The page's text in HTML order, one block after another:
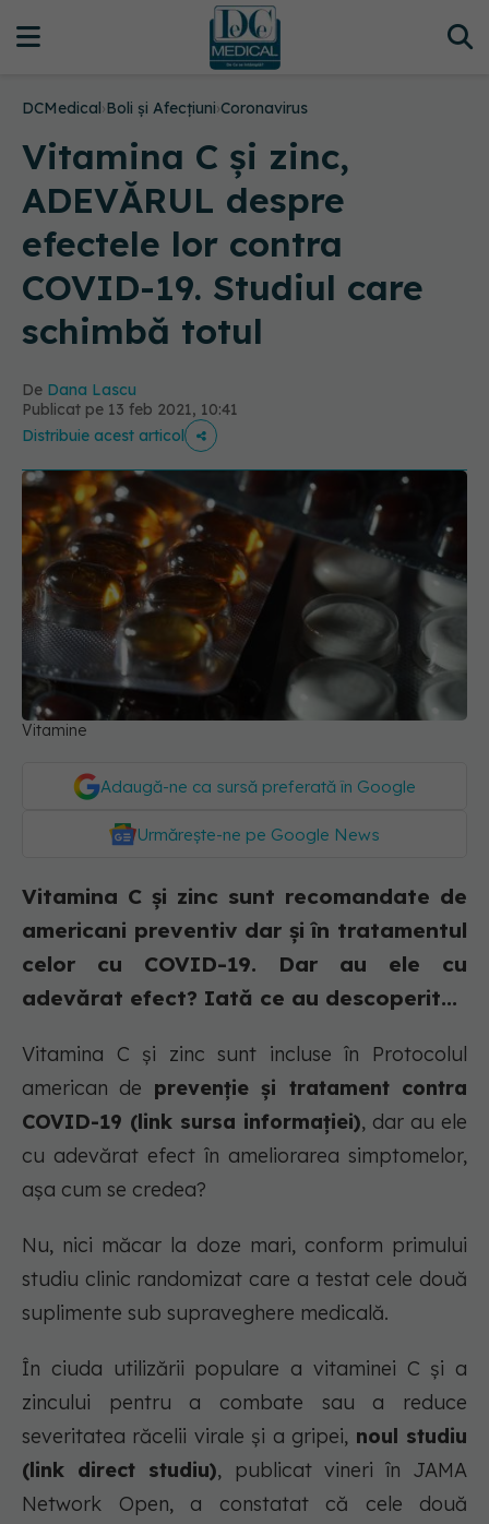
DCMedical›Boli și Afecțiuni›Coronavirus
Vitamina C și zinc,
ADEVĂRUL despre
efectele lor contra
COVID-19. Studiul care
schimbă totul
De Dana Lascu
Publicat pe 13 feb 2021, 10:41
Distribuie acest articol
Vitamine
Adaugă-ne ca sursă preferată în Google
Urmărește-ne pe Google News
Vitamina C și zinc sunt recomandate de
americani preventiv dar și în tratamentul
celor cu COVID-19. Dar au ele cu
adevărat efect? Iată ce au descoperit...
Vitamina C și zinc sunt incluse în Protocolul
american de prevenție și tratament contra
COVID-19 (link sursa informației), dar au ele
cu adevărat efect în ameliorarea simptomelor,
așa cum se credea?
Nu, nici măcar la doze mari, conform primului
studiu clinic randomizat care a testat cele două
suplimente sub supraveghere medicală.
În ciuda utilizării populare a vitaminei C și a
zincului pentru a combate sau a reduce
severitatea răcelii virale și a gripei, noul studiu
(link direct studiu), publicat vineri în JAMA
Network Open, a constatat că cele două